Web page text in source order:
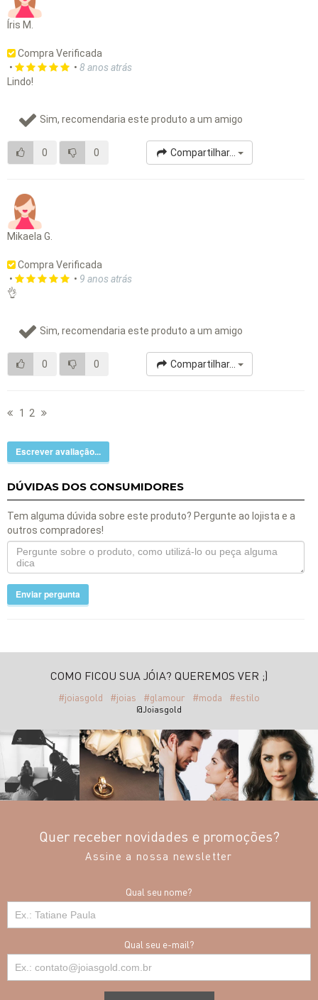
Íris M.
Compra Verificada
•
• 8 anos atrás
Lindo!
Sim, recomendaria este produto a um amigo
0 0 Compartilhar...
Mikaela G.
Compra Verificada
•
• 9 anos atrás
👌
Sim, recomendaria este produto a um amigo
0 0 Compartilhar...
1 2
Escrever avaliação...
DÚVIDAS DOS CONSUMIDORES
Tem alguma dúvida sobre este produto? Pergunte ao lojista e a
outros compradores!
Enviar pergunta
COMO FICOU SUA JÓIA? QUEREMOS VER ;)
#joiasgold #joias #glamour #moda #estilo
@Joiasgold
Quer receber novidades e promoções?
Assine a nossa newsletter
Qual seu nome?
Qual seu e-mail?